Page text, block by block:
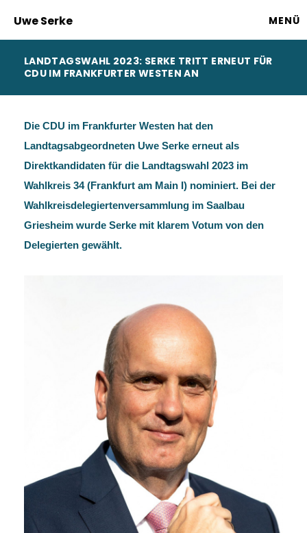
Uwe Serke MENÜ
LANDTAGSWAHL 2023: SERKE TRITT ERNEUT FÜR
CDU IM FRANKFURTER WESTEN AN
Die CDU im Frankfurter Westen hat den
Landtagsabgeordneten Uwe Serke erneut als
Direktkandidaten für die Landtagswahl 2023 im
Wahlkreis 34 (Frankfurt am Main I) nominiert. Bei der
Wahlkreisdelegiertenversammlung im Saalbau
Griesheim wurde Serke mit klarem Votum von den
Delegierten gewählt.